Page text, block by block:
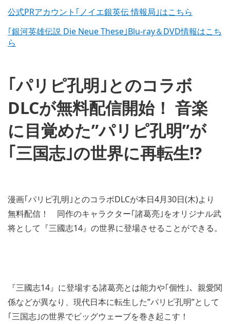
公式PRアカウント｢ノイエ銀英伝 情報局｣はこちら
｢銀河英雄伝説 Die Neue These｣Blu-ray＆DVD情報はこち
ら
｢パリピ孔明｣とのコラボ
DLCが無料配信開始！ 音楽
に目覚めた”パリピ孔明”が
｢三国志｣の世界に再転生!?
漫画｢パリピ孔明｣とのコラボDLCが本日4月30日(木)より
無料配信！ 同作のキャラクター｢諸葛亮｣をオリジナル武
将として『三國志14』の世界に登場させることができる。
『三國志14』に登場する諸葛亮とは能力や｢個性｣、親愛関
係などが異なり、現代日本に転生した”パリピ孔明”として
｢三国志｣の世界でビッグウェーブを巻き起こす！